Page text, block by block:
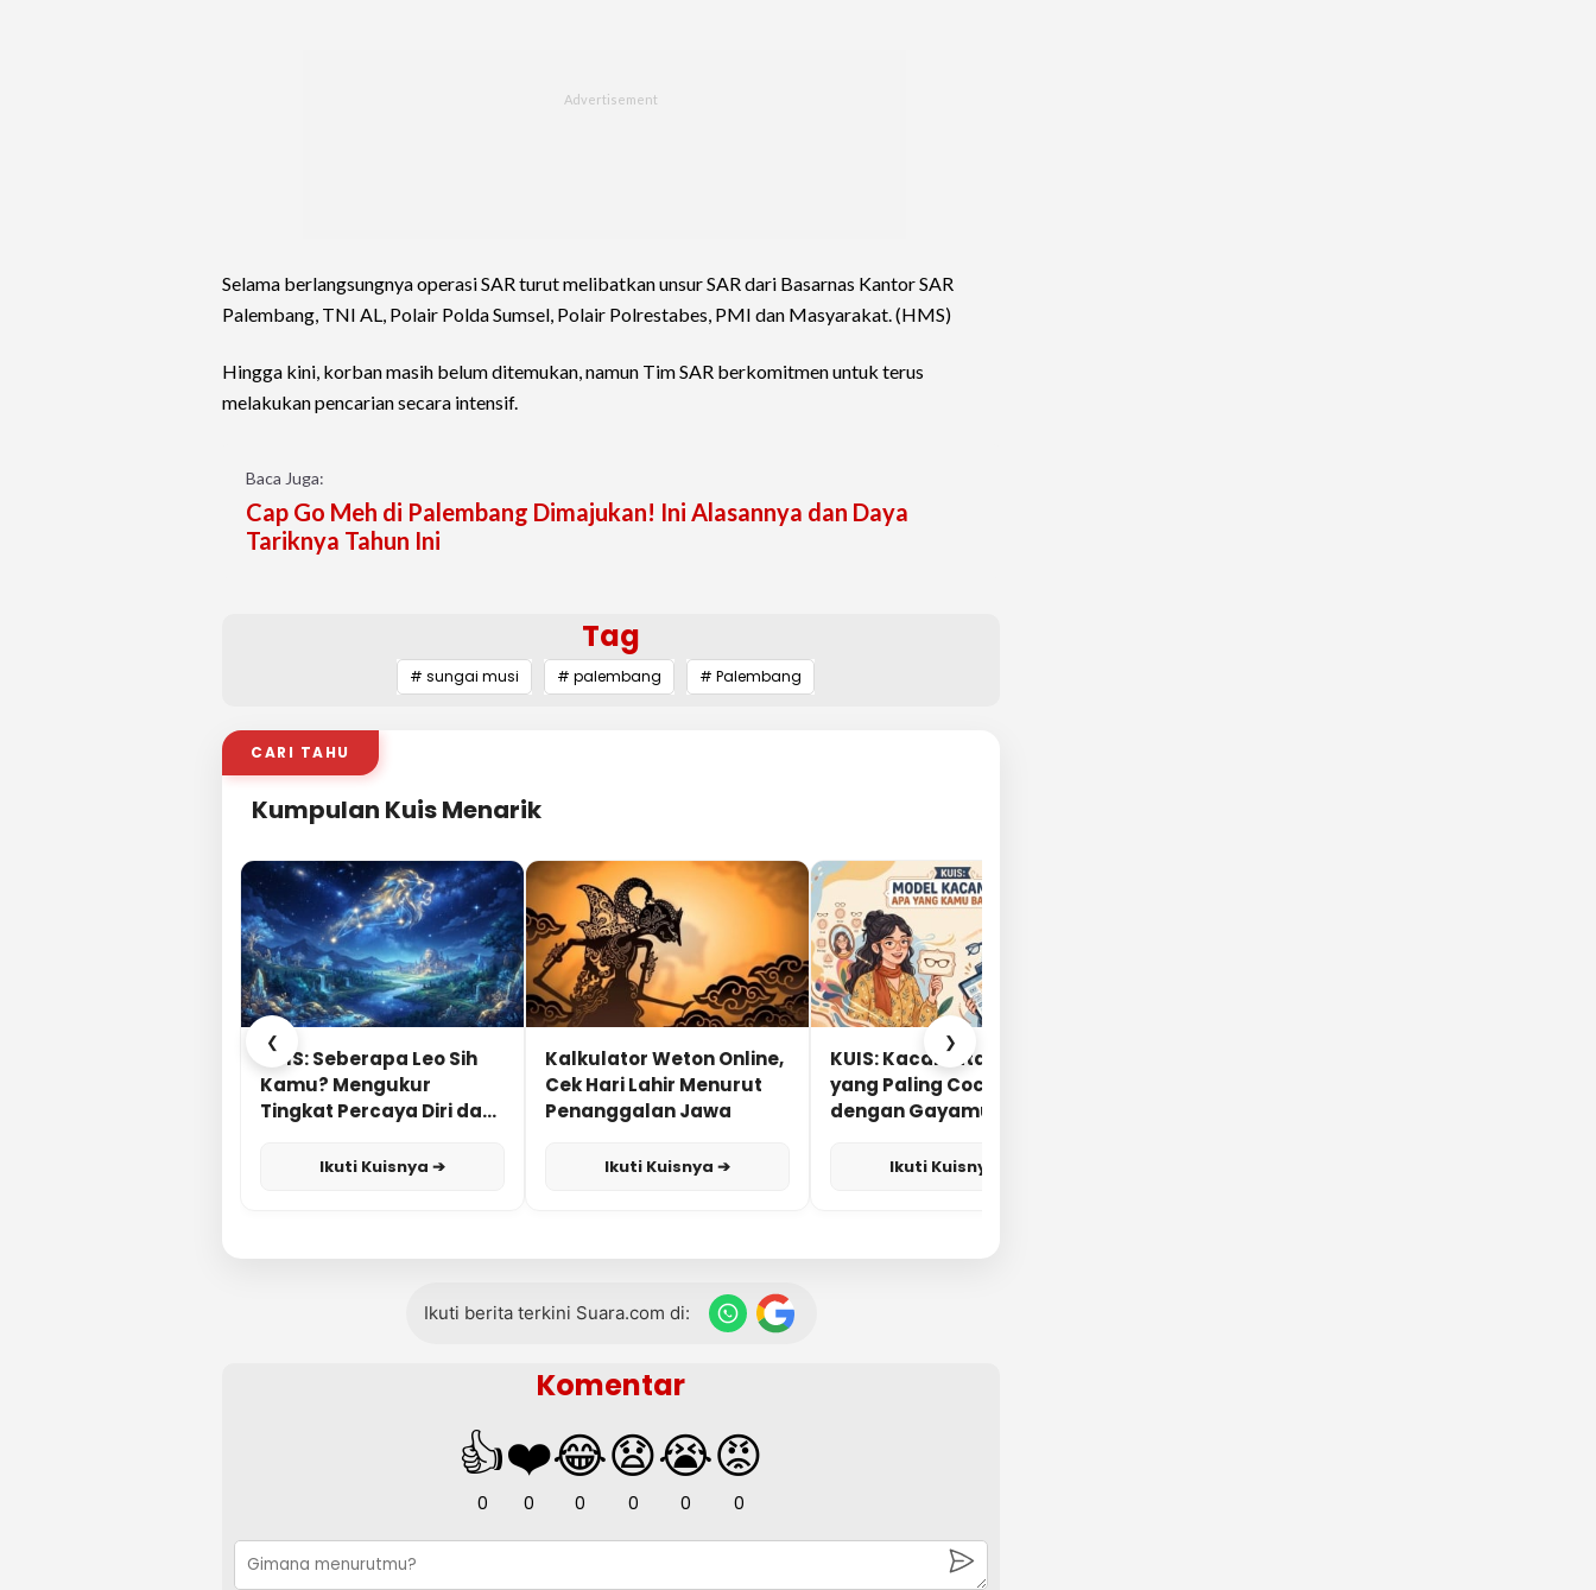
Selama berlangsungnya operasi SAR turut melibatkan unsur SAR dari Basarnas Kantor SAR
Palembang, TNI AL, Polair Polda Sumsel, Polair Polrestabes, PMI dan Masyarakat. (HMS)
Hingga kini, korban masih belum ditemukan, namun Tim SAR berkomitmen untuk terus
melakukan pencarian secara intensif.
Baca Juga:
Cap Go Meh di Palembang Dimajukan! Ini Alasannya dan Daya
Tariknya Tahun Ini
Tag
# sungai musi # palembang # Palembang
CARI TAHU
Kumpulan Kuis Menarik
❮
KUIS: Seberapa Leo Sih
Kamu? Mengukur
Tingkat Percaya Diri dan
Ikuti Kuisnya ➔
Kalkulator Weton Online,
Cek Hari Lahir Menurut
Penanggalan Jawa
Ikuti Kuisnya ➔
KUIS: Kacamata Apa
yang Paling Cocok
dengan Gayamu?
Ikuti Kuisnya ➔
❯
Ikuti berita terkini Suara.com di:
Komentar
👍
0
❤️
0
😂
0
😧
0
😭
0
😡
0